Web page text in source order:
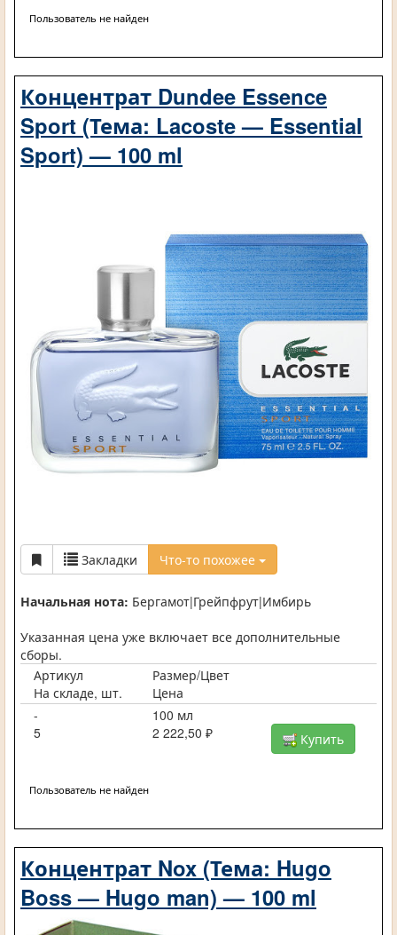
Пользователь не найден
Концентрат Dundee Essence
Sport (Тема: Lacoste — Essential
Sport) — 100 ml
Закладки Что-то похожее
Начальная нота: Бергамот|Грейпфрут|Имбирь
Указанная цена уже включает все дополнительные
сборы.
Артикул
Размер/Цвет
На складе, шт.
Цена
-
100 мл
5
2 222,50 ₽ Купить
Пользователь не найден
Концентрат Nox (Тема: Hugo
Boss — Hugo man) — 100 ml